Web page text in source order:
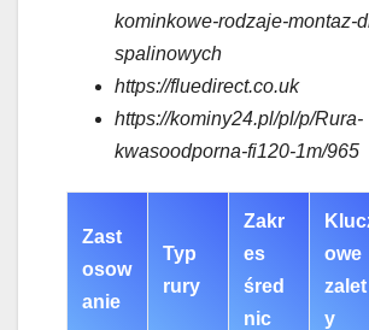
kominkowe-rodzaje-montaz-
spalinowych
https://fluedirect.co.uk
https://kominy24.pl/pl/p/Rura-
kwasoodporna-fi120-1m/965
Zast
osow
anie
Typ
rury
Zakr
es
śred
nic
owe
zalet
y